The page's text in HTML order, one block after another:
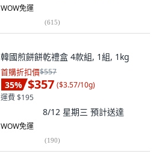
WOW免運
(615)
韓國煎餅餅乾禮盒 4款組, 1組, 1kg
首購折扣價$557
35% $357 ($3.57/10g)
運費 $195
8/12 星期三 預計送達
WOW免運
(190)